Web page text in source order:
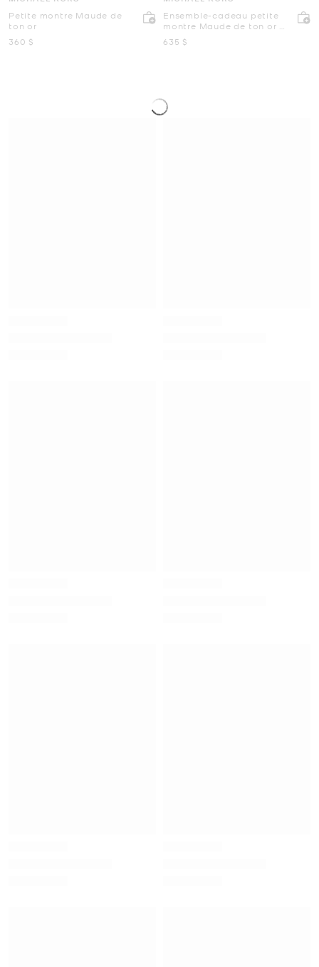
Petite montre Maude de
ton or
maintenant
360 $
Ensemble-cadeau petite
montre Maude de ton or et
bracelet à pavé
maintenant
635 $